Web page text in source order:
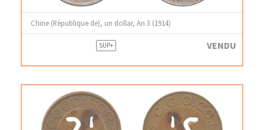
Chine (République de), un dollar, An 3 (1914)
SUP+ VENDU